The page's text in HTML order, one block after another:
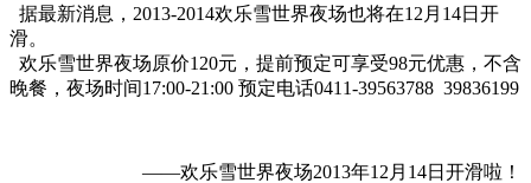
据最新消息，2013-2014欢乐雪世界夜场也将在12月14日开
滑。
欢乐雪世界夜场原价120元，提前预定可享受98元优惠，不含
晚餐，夜场时间17:00-21:00 预定电话0411-39563788 39836199
——欢乐雪世界夜场2013年12月14日开滑啦！